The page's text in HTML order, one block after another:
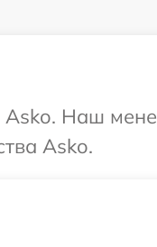
Asko. Наш
Asko.